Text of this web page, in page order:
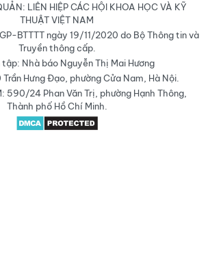
LIÊN HIỆP CÁC HỘI KHOA HỌC VÀ KỸ
THUẬT VIỆT NAM
BTTTT ngày 19/11/2020 do Bộ Thông tin và
Truyền thông cấp.
tập: Nhà báo Nguyễn Thị Mai Hương
Trần Hưng Đạo, phường Cửa Nam, Hà Nội.
590/24 Phan Văn Trị, phường Hạnh Thông,
Thành phố Hồ Chí Minh.